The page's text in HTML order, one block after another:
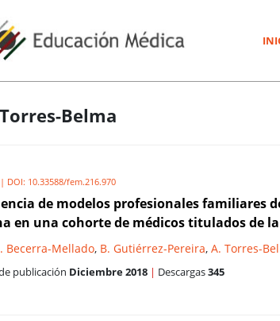
Belma
| DOI: 10.33588/fem.216.970
de modelos profesionales familiares
en una cohorte de médicos titulados de
Becerra-Mellado, B. Gutiérrez-Pereira, A. Torres-
publicación Diciembre 2018 | Descargas345